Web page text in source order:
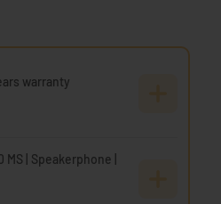
warranty
MS | Speakerphone |